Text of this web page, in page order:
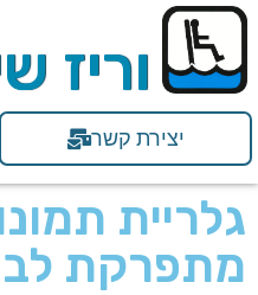
וריז
יצירת קשר
גלריית
מתפרקת